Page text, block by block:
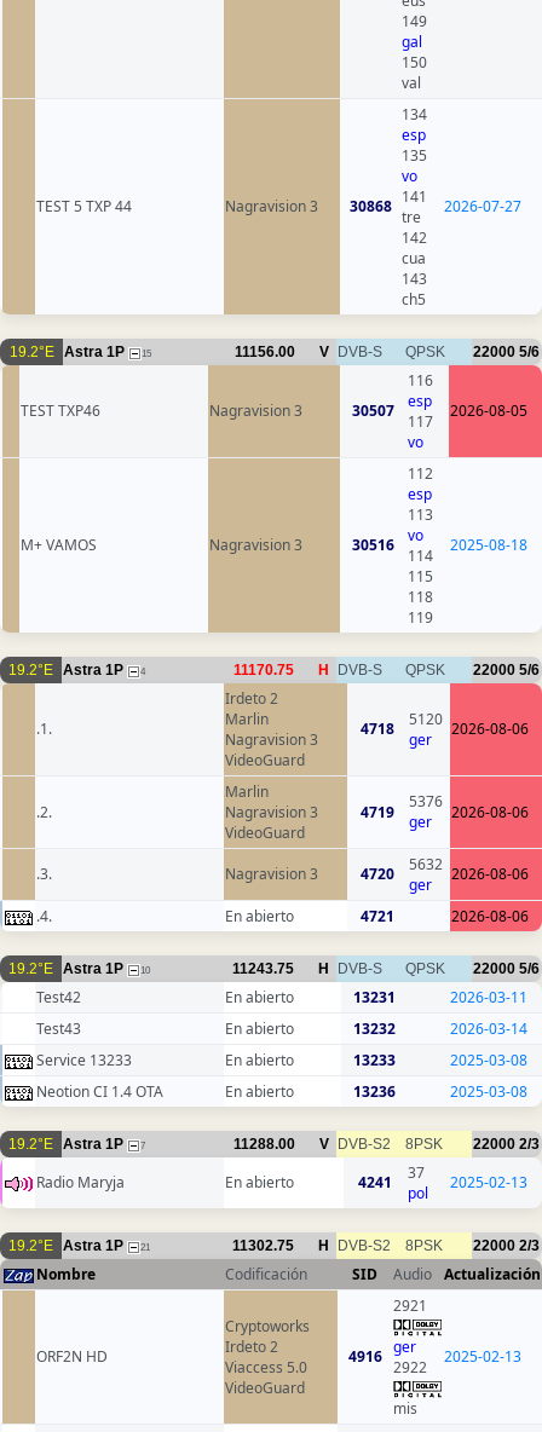
149
gal
150
val
TEST 5 TXP 44 Nagravision 3 30868
134
esp
135
vo
141
tre
142
cua
143
ch5
2026-07-27
19.2°E Astra 1P 15 11156.00 V DVB-S QPSK 22000 5/6
TEST TXP46 Nagravision 3 30507
116
esp
117
vo
2026-08-05
M+ VAMOS Nagravision 3 30516
112
esp
113
vo
114
115
118
119
2025-08-18
19.2°E Astra 1P 4 11170.75 H DVB-S QPSK 22000 5/6
.1.
Irdeto 2
Marlin
Nagravision 3
VideoGuard
4718
5120
ger
2026-08-06
.2.
Marlin
Nagravision 3
VideoGuard
4719
5376
ger
2026-08-06
.3. Nagravision 3 4720
5632
ger
2026-08-06
.4. En abierto 4721 2026-08-06
19.2°E Astra 1P 10 11243.75 H DVB-S QPSK 22000 5/6
Test42 En abierto 13231
2026-03-11
Test43
En abierto 13232
2026-03-14
Service 13233
En abierto 13233
2025-03-08
Neotion CI 1.4 OTA
En abierto 13236 2025-03-08
19.2°E Astra 1P 7 11288.00 V DVB-S2 8PSK 22000 2/3
Radio Maryja En abierto 4241
37
pol
2025-02-13
19.2°E Astra 1P 21 11302.75 H DVB-S2 8PSK 22000 2/3
Nombre Codificación SID Audio Actualización
ORF2N HD
Cryptoworks
Irdeto 2
Viaccess 5.0
VideoGuard
4916
2921
ger
2922
mis
2025-02-13